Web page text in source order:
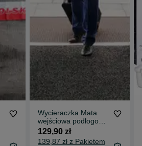
Wycieraczka Mata
wejściowa podłogowa
BASIC profesjonalna
85x60cm
129,90 zł
139,87 zł z Pakietem